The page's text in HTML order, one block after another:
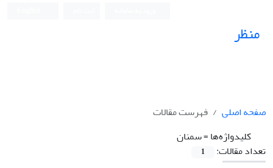
منظر
صفحه اصلی
فهرست مقالات
کلیدواژه‌ها =سمنان
تعداد مقالات:
1